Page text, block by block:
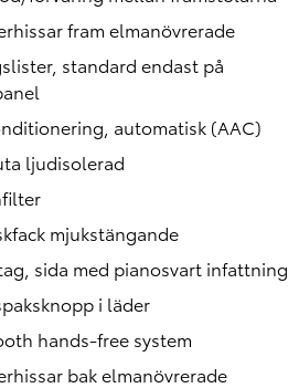
fram elmanövrerade
standard endast på
automatisk (AAC)
ljudisolerad
mjukstängande
sida med pianosvart infattning
i läder
hands-free system
bak elmanövrerade